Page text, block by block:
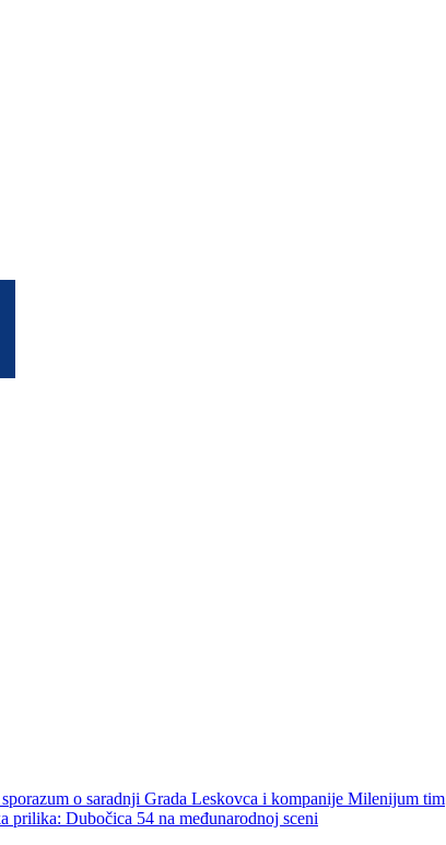
sporazum o saradnji Grada Leskovca i kompanije Milenijum tim
prilika: Dubočica 54 na međunarodnoj sceni